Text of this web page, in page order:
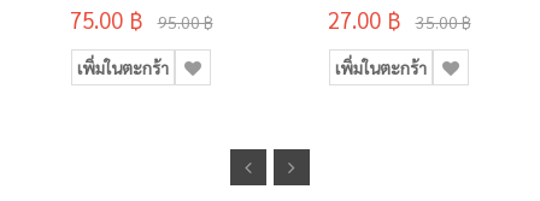
75.00 ฿ 95.00 ฿
เพิ่มในตะกร้า
27.00 ฿ 35.00 ฿
เพิ่มในตะกร้า